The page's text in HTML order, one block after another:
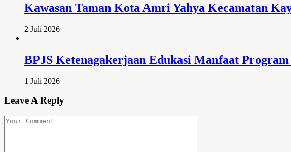
Kawasan Taman Kota Amri Yahya Kecamatan
2 Juli 2026
BPJS Ketenagakerjaan Edukasi Manfaat
1 Juli 2026
Leave A Reply